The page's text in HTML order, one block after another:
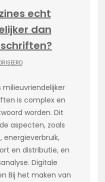
echt
dan
is complex en
worden. Dit
aspecten, zoals
en distributie, en
Digitale
Bij het maken van